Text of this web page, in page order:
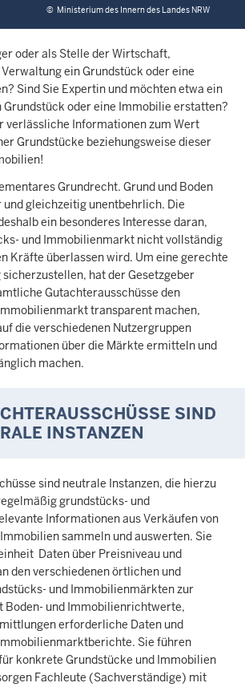
© Ministerium des Innern des Landes NRW
oder als Stelle der Wirtschaft,
ein Grundstück oder eine
Sind Sie Expertin und möchten etwa ein
Grundstück oder eine Immobilie erstatten?
verlässliche Informationen zum Wert
Grundstücke beziehungsweise dieser
Grundrecht. Grund und Boden
gleichzeitig unentbehrlich. Die
ein besonderes Interesse daran,
und Immobilienmarkt nicht vollständig
Kräfte überlassen wird. Um eine gerechte
hat der Gesetzgeber
Gutachterausschüsse den
transparent machen,
die verschiedenen Nutzergruppen
über die Märkte ermitteln und
machen.
SIND
INSTANZEN
sind neutrale Instanzen, die hierzu
grundstücks- und
Informationen aus Verkäufen von
sammeln und auswerten. Sie
Daten über Preisniveau und
den verschiedenen örtlichen und
und Immobilienmärkten zur
Boden- und Immobilienrichtwerte,
erforderliche Daten und
Sie führen
konkrete Grundstücke und Immobilien
Fachleute (Sachverständige) mit